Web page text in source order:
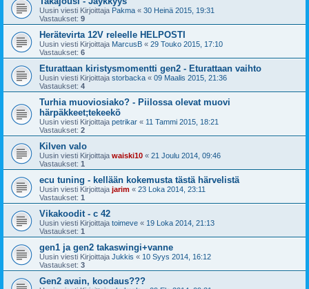
Uusin viesti Kirjoittaja Pakma « 30 Heinä 2015, 19:31
Vastaukset: 9
Herätevirta 12V releelle HELPOSTI
Uusin viesti Kirjoittaja MarcusB « 29 Touko 2015, 17:10
Vastaukset: 6
Eturattaan kiristysmomentti gen2 - Eturattaan vaihto
Uusin viesti Kirjoittaja storbacka « 09 Maalis 2015, 21:36
Vastaukset: 4
Turhia muoviosiako? - Piilossa olevat muovi
härpäkkeet;tekeekö
Uusin viesti Kirjoittaja petrikar « 11 Tammi 2015, 18:21
Vastaukset: 2
Kilven valo
Uusin viesti Kirjoittaja waiski10 « 21 Joulu 2014, 09:46
Vastaukset: 1
ecu tuning - kellään kokemusta tästä härvelistä
Uusin viesti Kirjoittaja jarim « 23 Loka 2014, 23:11
Vastaukset: 1
Vikakoodit - c 42
Uusin viesti Kirjoittaja toimeve « 19 Loka 2014, 21:13
Vastaukset: 1
gen1 ja gen2 takaswingi+vanne
Uusin viesti Kirjoittaja Jukkis « 10 Syys 2014, 16:12
Vastaukset: 3
Gen2 avain, koodaus???